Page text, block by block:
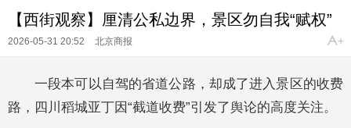
【西街观察】厘清公私边界，景区勿自我“赋权”
2026-05-31 20:52 北京商报
一段本可以自驾的省道公路，却成了进入景区的收费
路，四川稻城亚丁因“截道收费”引发了舆论的高度关注。